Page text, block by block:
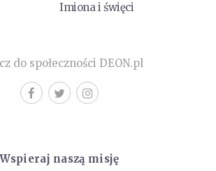
Imiona i święci
do społeczności DEON.pl
Wspieraj naszą misję